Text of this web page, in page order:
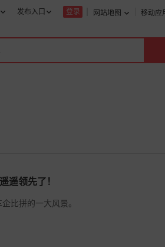
网站地图 移动应
登录
发布入口
遥领先了！
比拼的一大风景。